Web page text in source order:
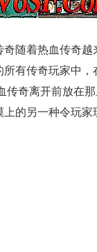
随着热血传奇
有传奇玩家中
传奇离开前放在
的另一种令玩家